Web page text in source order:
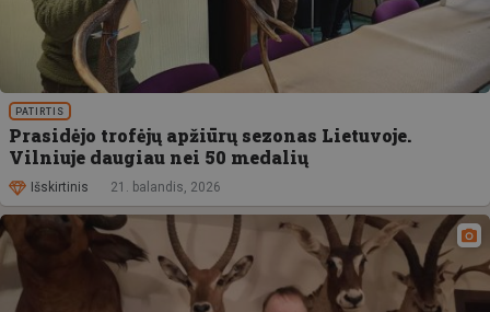
PATIRTIS
Prasidėjo trofėjų apžiūrų sezonas Lietuvoje.
Vilniuje daugiau nei 50 medalių
Išskirtinis 21. balandis, 2026